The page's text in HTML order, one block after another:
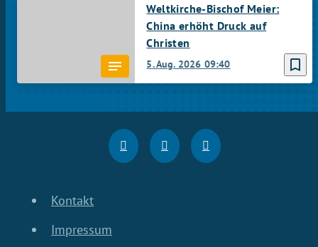
bookmark_border
5. Aug. 2026 09:40
Weltkirche-Bischof Meier:
China erhöht Druck auf
Christen
Kontakt
Impressum